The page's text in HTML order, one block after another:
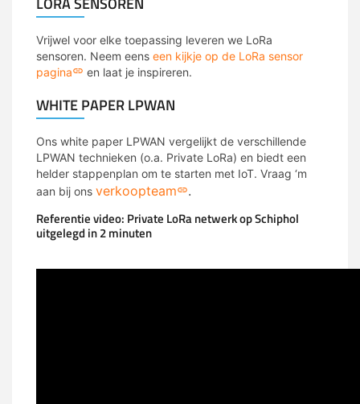
Vrijwel voor elke toepassing leveren we LoRa
sensoren. Neem eens een kijkje op de LoRa sensor
pagina
en laat je inspireren.
WHITE PAPER LPWAN
Ons white paper LPWAN vergelijkt de verschillende
LPWAN technieken (o.a. Private LoRa) en biedt een
helder stappenplan om te starten met IoT. Vraag ‘m
aan bij ons verkoopteam .
Referentie video: Private LoRa netwerk op Schiphol
uitgelegd in 2 minuten